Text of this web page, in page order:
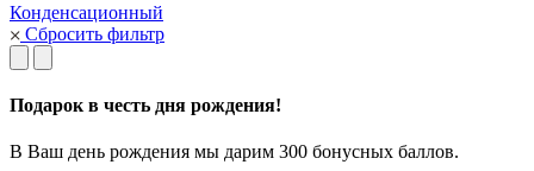
Конденсационный
Сбросить фильтр
Подарок в честь дня рождения!
В Ваш день рождения мы дарим 300 бонусных баллов.